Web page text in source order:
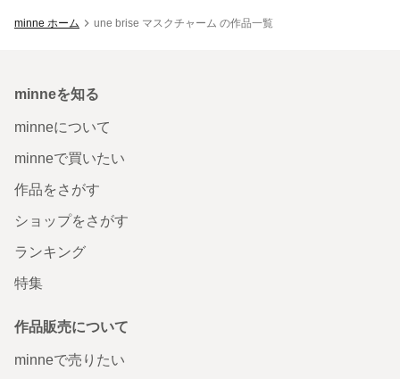
minne ホーム une brise マスクチャーム の作品一覧
minneを知る
minneについて
minneで買いたい
作品をさがす
ショップをさがす
ランキング
特集
作品販売について
minneで売りたい